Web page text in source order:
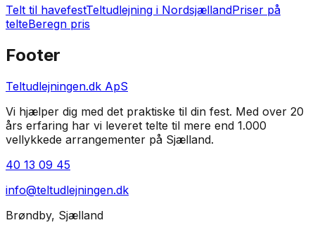
Telt til havefestTeltudlejning i NordsjællandPriser på
telteBeregn pris
Footer
Teltudlejningen.dk ApS
Vi hjælper dig med det praktiske til din fest. Med over 20
års erfaring har vi leveret telte til mere end 1.000
vellykkede arrangementer på Sjælland.
40 13 09 45
info@teltudlejningen.dk
Brøndby, Sjælland